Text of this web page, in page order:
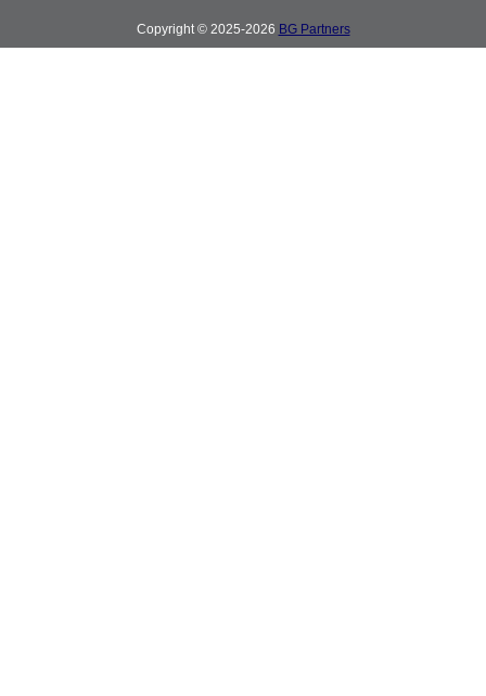
Copyright © 2025-2026 BG Partners